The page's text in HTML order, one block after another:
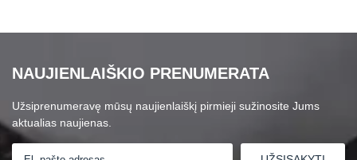
NAUJIENLAIŠKIO PRENUMERATA
Užsiprenumeravę mūsų naujienlaiškį pirmieji sužinosite Jums
aktualias naujienas.